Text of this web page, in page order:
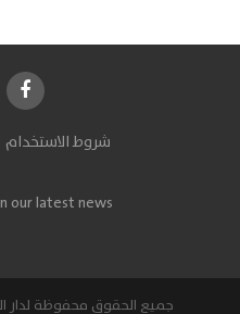
شروط الاستخدام
our latest news!
جميع الحقوق محفوظة لدار